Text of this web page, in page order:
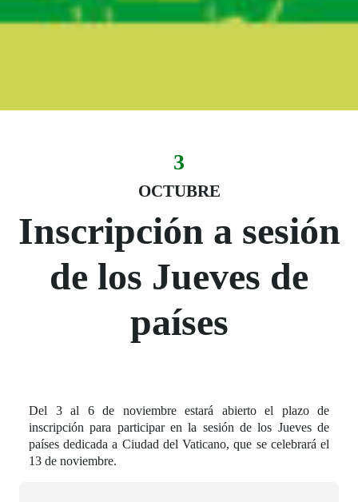
Fecha del evento
3
OCTUBRE
03 octubre
Inscripción a sesión
de los Jueves de
países
Del 3 al 6 de noviembre estará abierto el plazo de
inscripción para participar en la sesión de los Jueves de
países dedicada a Ciudad del Vaticano, que se celebrará el
13 de noviembre.